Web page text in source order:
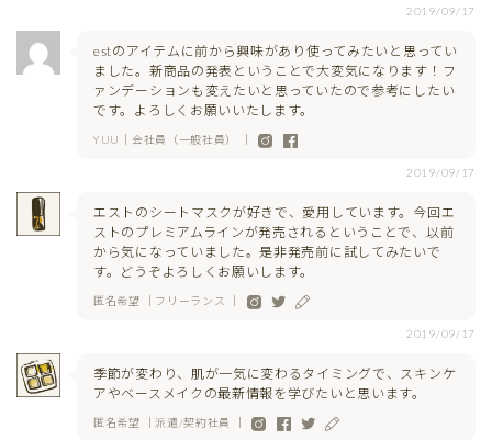
2019/09/17
estのアイテムに前から興味があり使ってみたいと思ってい
ました。新商品の発表ということで大変気になります！フ
ァンデーションも変えたいと思っていたので参考にしたい
です。よろしくお願いいたします。
YUU｜会社員（一般社員） ｜
2019/09/17
エストのシートマスクが好きで、愛用しています。今回エ
ストのプレミアムラインが発売されるということで、以前
から気になっていました。是非発売前に試してみたいで
す。どうぞよろしくお願いします。
匿名希望 ｜フリーランス ｜
2019/09/17
季節が変わり、肌が一気に変わるタイミングで、スキンケ
アやベースメイクの最新情報を学びたいと思います。
匿名希望 ｜派遣/契約社員 ｜